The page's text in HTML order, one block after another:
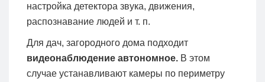
настройка детектора звука, движения,
распознавание людей и т. п.
Для дач, загородного дома подходит
видеонаблюдение автономное. В этом
случае устанавливают камеры по периметру